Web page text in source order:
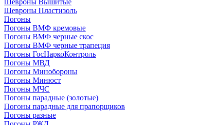
Шевроны Вышитые
Шевроны Пластизоль
Погоны
Погоны ВМФ кремовые
Погоны ВМФ черные скос
Погоны ВМФ черные трапеция
Погоны ГосНаркоКонтроль
Погоны МВД
Погоны Минобороны
Погоны Минюст
Погоны МЧС
Погоны парадные (золотые)
Погоны парадные для прапорщиков
Погоны разные